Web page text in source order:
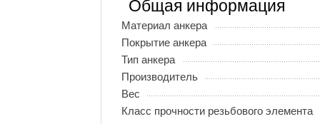
Общая информация
Материал анкера
Покрытие анкера
Тип анкера
Производитель
Вес
Класс прочности резьбового элемента